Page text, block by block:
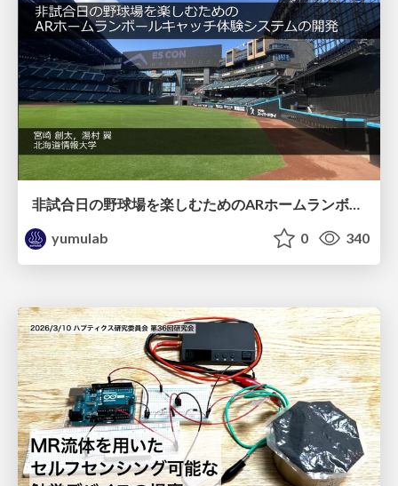
非試合日の野球場を楽しむためのARホームランボールキャッチ体験システムの開発 / EC79-miyazaki
yumulab
0 340